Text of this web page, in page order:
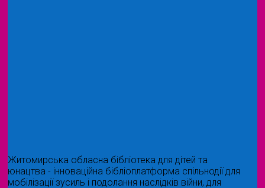
Житомирська обласна бібліотека для дітей та
юнацтва - інноваційна бібліоплатформа спільнодії для
мобілізації зусиль і подолання наслідків війни, для